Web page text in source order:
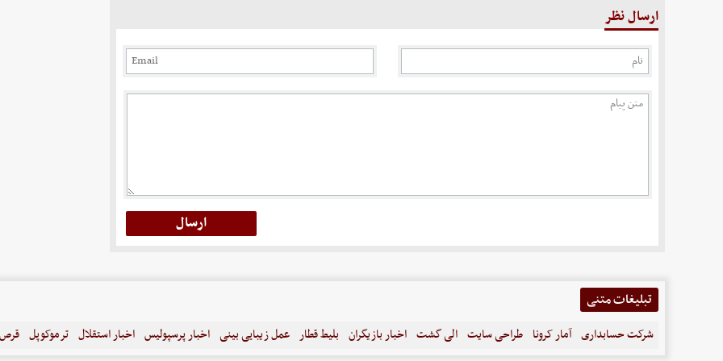
ارسال نظر
تبلیغات متنی
شرکت حسابداری آمار کرونا طراحی سایت الی گشت اخبار بازیگران بلیط قطار عمل زیبایی بینی اخبار پرسپولیس اخبار استقلال ترموکوپل قرص